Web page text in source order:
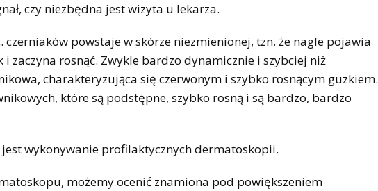
czy niezbędna jest wizyta u lekarza.
powstaje w skórze niezmienionej, tzn. że nagle pojawia
zaczyna rosnąć. Zwykle bardzo dynamicznie i szybciej niż
charakteryzująca się czerwonym i szybko rosnącym guzkiem.
które są podstępne, szybko rosną i są bardzo, bardzo
wykonywanie profilaktycznych dermatoskopii.
możemy ocenić znamiona pod powiększeniem